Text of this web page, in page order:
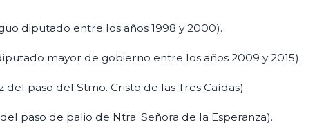
diputado entre los años 1998 y 2000).
mayor de gobierno entre los años 2009 y 2015).
del paso del Stmo. Cristo de las Tres Caídas).
paso de palio de Ntra. Señora de la Esperanza).